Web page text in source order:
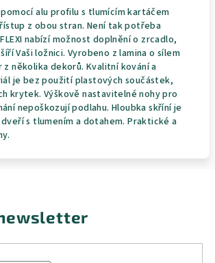
alu profilu s tlumícím kartáčem
z obou stran. Není tak potřeba
nabízí možnost doplnění o zrcadlo,
Vaši ložnici. Vyrobeno z lamina o sílem
z několika dekorů. Kvalitní kování a
je bez použití plastových součástek,
krytek. Výškově nastavitelné nohy pro
nepoškozují podlahu. Hloubka skříní je
s tlumením a dotahem. Praktické a